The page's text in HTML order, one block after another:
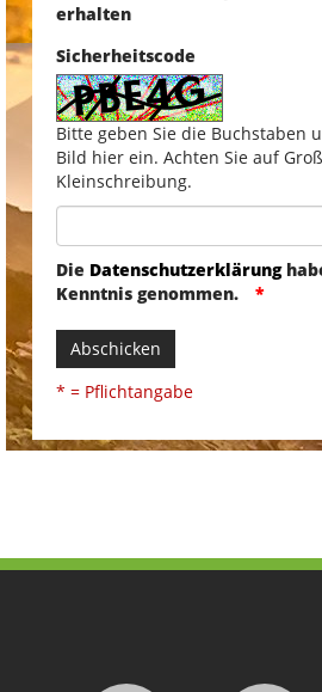
erhalten
Sicherheitscode
Bitte geben Sie die Buchstaben
Bild hier ein. Achten Sie auf
Kleinschreibung.
Die Datenschutzerklärung
Kenntnis genommen.
Abschicken
* = Pflichtangabe